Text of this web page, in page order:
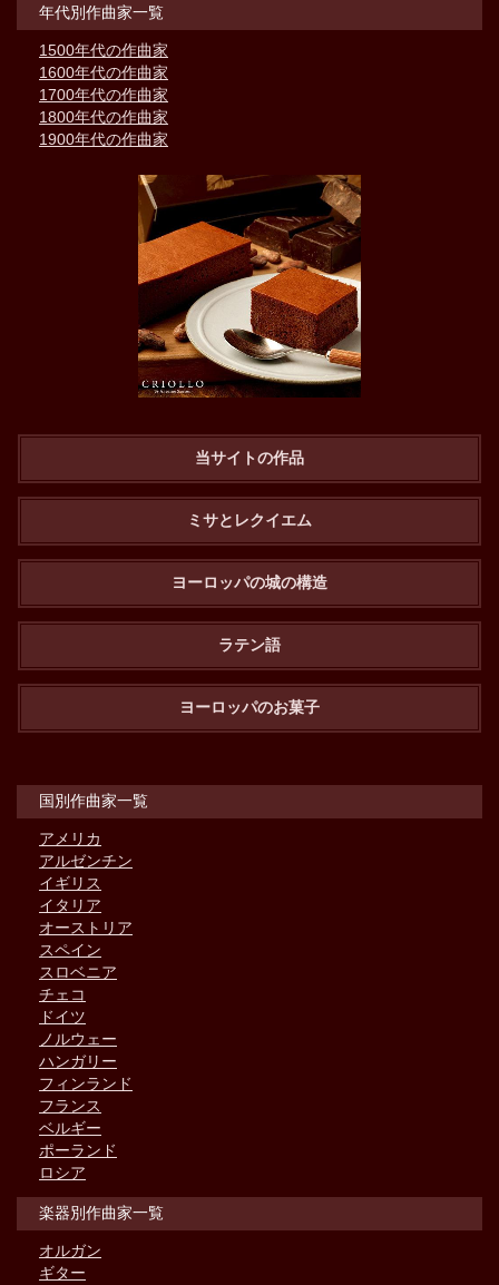
年代別作曲家一覧
1500年代の作曲家
1600年代の作曲家
1700年代の作曲家
1800年代の作曲家
1900年代の作曲家
当サイトの作品
ミサとレクイエム
ヨーロッパの城の構造
ラテン語
ヨーロッパのお菓子
国別作曲家一覧
アメリカ
アルゼンチン
イギリス
イタリア
オーストリア
スペイン
スロベニア
チェコ
ドイツ
ノルウェー
ハンガリー
フィンランド
フランス
ベルギー
ポーランド
ロシア
楽器別作曲家一覧
オルガン
ギター